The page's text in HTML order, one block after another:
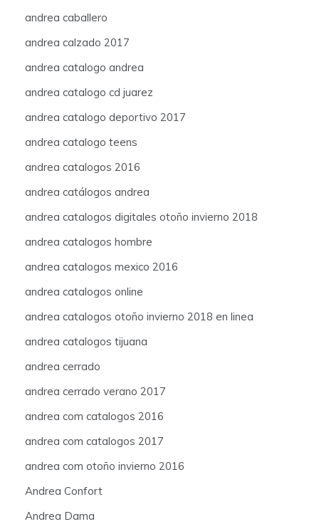
andrea caballero
andrea calzado 2017
andrea catalogo andrea
andrea catalogo cd juarez
andrea catalogo deportivo 2017
andrea catalogo teens
andrea catalogos 2016
andrea catálogos andrea
andrea catalogos digitales otoño invierno 2018
andrea catalogos hombre
andrea catalogos mexico 2016
andrea catalogos online
andrea catalogos otoño invierno 2018 en linea
andrea catalogos tijuana
andrea cerrado
andrea cerrado verano 2017
andrea com catalogos 2016
andrea com catalogos 2017
andrea com otoño invierno 2016
Andrea Confort
Andrea Dama